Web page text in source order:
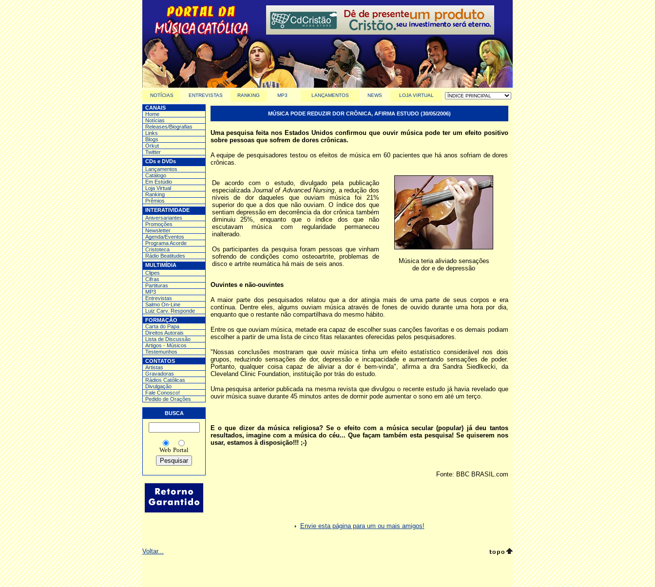
NOTÍCIAS ENTREVISTAS RANKING MP3 LANÇAMENTOS NEWS LOJA VIRTUAL
CANAIS
Home
Notícias
Releases/Biografias
Links
Blogs
Orkut
Twitter
CDs e DVDs
Lançamentos
Catálogo
Em Estúdio
Loja Virtual
Ranking
Prêmios
INTERATIVIDADE
Aniversariantes
Promoções
Newsletter
Agenda/Eventos
Programa Acorde
Cristoteca
Rádio Beatitudes
MULTIMÍDIA
Clipes
Cifras
Partituras
MP3
Entrevistas
Salmo On-Line
Luiz Carv. Responde
FORMAÇÃO
Carta do Papa
Direitos Autorais
Lista de Discussão
Artigos - Músicos
Testemunhos
CONTATOS
Artistas
Gravadoras
Rádios Católicas
Divulgação
Fale Conosco!
Pedido de Orações
BUSCA
Web Portal
MÚSICA PODE REDUZIR DOR CRÔNICA, AFIRMA ESTUDO (30/05/2006)
Uma pesquisa feita nos Estados Unidos confirmou que ouvir música pode ter um efeito positivo
sobre pessoas que sofrem de dores crônicas.
A equipe de pesquisadores testou os efeitos de música em 60 pacientes que há anos sofriam de dores
crônicas.
De acordo com o estudo, divulgado pela publicação
especializada Journal of Advanced Nursing, a redução dos
níveis de dor daqueles que ouviam música foi 21%
superior do que a dos que não ouviam. O índice dos que
sentiam depressão em decorrência da dor crônica também
diminuiu 25%, enquanto que o índice dos que não
escutavam música com regularidade permaneceu
inalterado.
Os participantes da pesquisa foram pessoas que vinham
sofrendo de condições como osteoartrite, problemas de
disco e artrite reumática há mais de seis anos.
Música teria aliviado sensações
de dor e de depressão
Ouvintes e não-ouvintes
A maior parte dos pesquisados relatou que a dor atingia mais de uma parte de seus corpos e era
contínua. Dentre eles, algums ouviam música através de fones de ouvido durante uma hora por dia,
enquanto que o restante não compartilhava do mesmo hábito.
Entre os que ouviam música, metade era capaz de escolher suas canções favoritas e os demais podiam
escolher a partir de uma lista de cinco fitas relaxantes oferecidas pelos pesquisadores.
"Nossas conclusões mostraram que ouvir música tinha um efeito estatístico considerável nos dois
grupos, reduzindo sensações de dor, depressão e incapacidade e aumentando sensações de poder.
Portanto, qualquer coisa capaz de aliviar a dor é bem-vinda", afirma a dra Sandra Siedlkecki, da
Cleveland Clinic Foundation, instituição por trás do estudo.
Uma pesquisa anterior publicada na mesma revista que divulgou o recente estudo já havia revelado que
ouvir música suave durante 45 minutos antes de dormir pode aumentar o sono em até um terço.
E o que dizer da música religiosa? Se o efeito com a música secular (popular) já deu tantos
resultados, imagine com a música do céu... Que façam também esta pesquisa! Se quiserem nos
usar, estamos à disposição!!! ;-)
Fonte: BBC BRASIL.com
Envie esta página para um ou mais amigos!
Voltar...